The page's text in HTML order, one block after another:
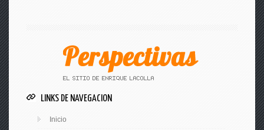
LINKS DE NAVEGACION
Inicio